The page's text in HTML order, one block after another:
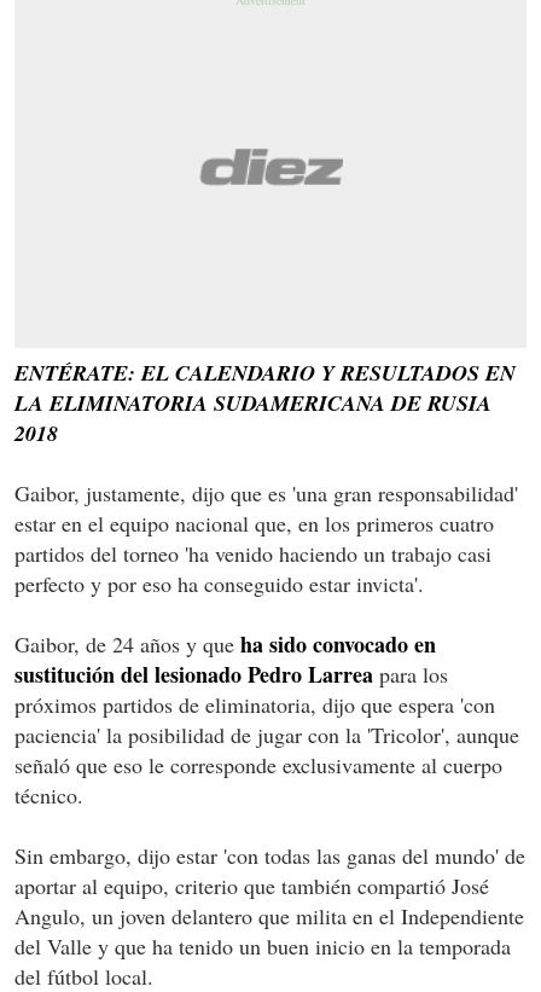
ENTÉRATE: EL CALENDARIO Y RESULTADOS EN
LA ELIMINATORIA SUDAMERICANA DE RUSIA
2018
Gaibor, justamente, dijo que es 'una gran responsabilidad'
estar en el equipo nacional que, en los primeros cuatro
partidos del torneo 'ha venido haciendo un trabajo casi
perfecto y por eso ha conseguido estar invicta'.
Gaibor, de 24 años y que ha sido convocado en
sustitución del lesionado Pedro Larrea para los
próximos partidos de eliminatoria, dijo que espera 'con
paciencia' la posibilidad de jugar con la 'Tricolor', aunque
señaló que eso le corresponde exclusivamente al cuerpo
técnico.
Sin embargo, dijo estar 'con todas las ganas del mundo' de
aportar al equipo, criterio que también compartió José
Angulo, un joven delantero que milita en el Independiente
del Valle y que ha tenido un buen inicio en la temporada
del fútbol local.